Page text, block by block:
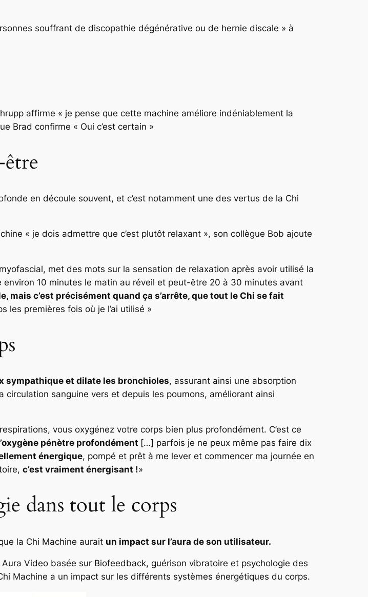
souffrant de discopathie dégénérative ou de hernie discale » à
affirme « je pense que cette machine améliore indéniablement la
Brad confirme « Oui c’est certain »
en découle souvent, et c’est notamment une des vertus de la Chi
« je dois admettre que c’est plutôt relaxant », son collègue Bob ajoute
met des mots sur la sensation de relaxation après avoir utilisé la
environ 10 minutes le matin au réveil et peut-être 20 à 30 minutes avant
mais c’est précisément quand ça s’arrête, que tout le Chi se fait
les premières fois où je l’ai utilisé »
sympathique et dilate les bronchioles, assurant ainsi une absorption
circulation sanguine vers et depuis les poumons, améliorant ainsi
vous oxygénez votre corps bien plus profondément. C’est ce
pénètre profondément […] parfois je ne peux même pas faire dix
énergique, pompé et prêt à me lever et commencer ma journée en
c’est vraiment énergisant !»
dans tout le corps
la Chi Machine aurait un impact sur l’aura de son utilisateur.
Video basée sur Biofeedback, guérison vibratoire et psychologie des
Machine a un impact sur les différents systèmes énergétiques du corps.